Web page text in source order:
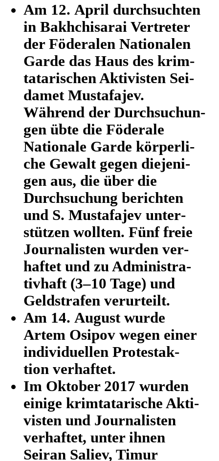
Am 12. April durch­such­ten
in Bakhchi­sa­rai Ver­tre­ter
der Föde­ra­len Natio­na­len
Garde das Haus des krim­
ta­ta­ri­schen Akti­vis­ten Sei­
da­met Mus­ta­fa­jev.
Während der Durch­su­chun­
gen übte die Föde­rale
Natio­nale Garde kör­per­li­
che Gewalt gegen die­je­ni­
gen aus, die über die
Durch­su­chung berich­ten
und S. Mus­ta­fa­jev unter­
stüt­zen wollten. Fünf freie
Jour­na­lis­ten wurden ver­
haf­tet und zu Admi­nis­tra­
tiv­haft (3–10 Tage) und
Geld­stra­fen verurteilt.
Am 14. August wurde
Artem Osipov wegen einer
indi­vi­du­el­len Pro­test­ak­
tion verhaftet.
Im Oktober 2017 wurden
einige krim­ta­ta­ri­sche Akti­
vis­ten und Jour­na­lis­ten
ver­haf­tet, unter ihnen
Seiran Saliev, Timur